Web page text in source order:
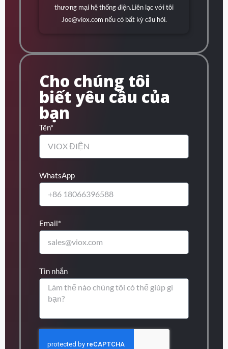
thương mại hệ thống điện.Liên lạc với tôi
Joe@viox.com nếu có bất kỳ câu hỏi.
Cho chúng tôi
biết yêu cầu của
bạn
Tên*
WhatsApp
Email*
Tin nhắn